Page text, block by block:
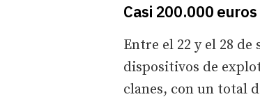
Casi 200.000
Entre el 22 y el 28
dispositivos de
clanes, con un total